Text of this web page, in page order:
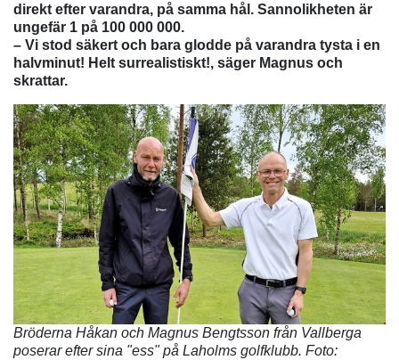
direkt efter varandra, på samma hål. Sannolikheten är
ungefär 1 på 100 000 000.
– Vi stod säkert och bara glodde på varandra tysta i en
halvminut! Helt surrealistiskt!, säger Magnus och
skrattar.
Bröderna Håkan och Magnus Bengtsson från Vallberga
poserar efter sina "ess" på Laholms golfklubb. Foto: